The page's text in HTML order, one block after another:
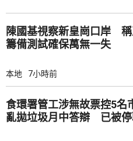
陳國基視察新皇崗口岸
籌備測試確保萬無一失
本地 7小時前
食環署管工涉無故票控5名
亂拋垃圾月中答辯 已被